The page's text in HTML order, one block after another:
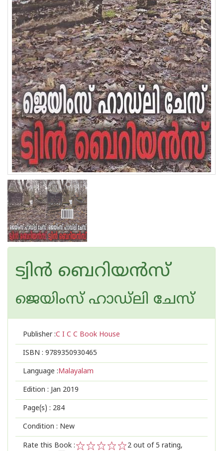
ട്വിന്‍ ബെറിയന്‍സ്
ജെയിംസ് ഹാഡ്‌ലി ചേസ്
Publisher :C I C C Book House
ISBN : 9789350930465
Language :Malayalam
Edition : Jan 2019
Page(s) : 284
Condition : New
Rate this Book :
2 out of 5 rating,